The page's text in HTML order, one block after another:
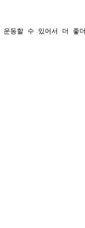
운동할 수 있어서 더 좋